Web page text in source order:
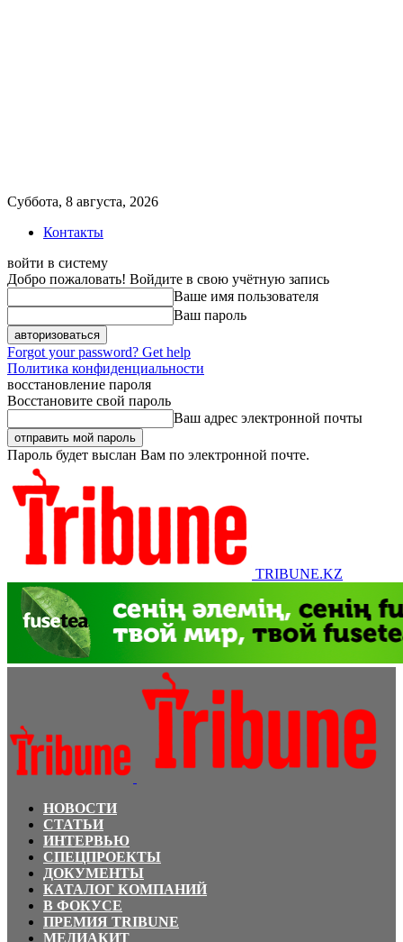
Суббота, 8 августа, 2026
Контакты
войти в систему
Добро пожаловать! Войдите в свою учётную запись
Ваше имя пользователя
Ваш пароль
Forgot your password? Get help
Политика конфиденциальности
восстановление пароля
Восстановите свой пароль
Ваш адрес электронной почты
Пароль будет выслан Вам по электронной почте.
TRIBUNE.KZ
НОВОСТИ
СТАТЬИ
ИНТЕРВЬЮ
СПЕЦПРОЕКТЫ
ДОКУМЕНТЫ
КАТАЛОГ КОМПАНИЙ
В ФОКУСЕ
ПРЕМИЯ TRIBUNE
МЕДИАКИТ